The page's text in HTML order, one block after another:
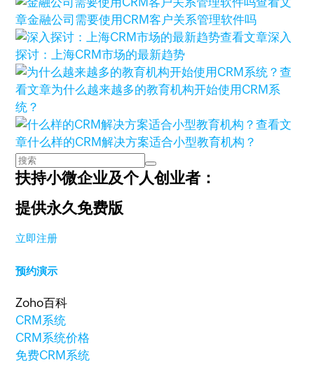
章金融公司需要使用CRM客户关系管理软件吗
查看文章深入
探讨：上海CRM市场的最新趋势
查
看文章为什么越来越多的教育机构开始使用CRM系
统？
查看文
章什么样的CRM解决方案适合小型教育机构？
扶持小微企业及个人创业者：
提供永久免费版
立即注册
预约演示
Zoho百科
CRM系统
CRM系统价格
免费CRM系统